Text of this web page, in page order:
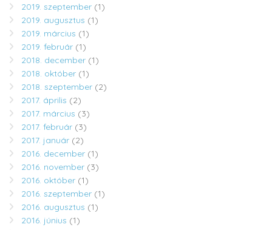
2019. szeptember (1)
2019. augusztus (1)
2019. március (1)
2019. február (1)
2018. december (1)
2018. október (1)
2018. szeptember (2)
2017. április (2)
2017. március (3)
2017. február (3)
2017. január (2)
2016. december (1)
2016. november (3)
2016. október (1)
2016. szeptember (1)
2016. augusztus (1)
2016. június (1)